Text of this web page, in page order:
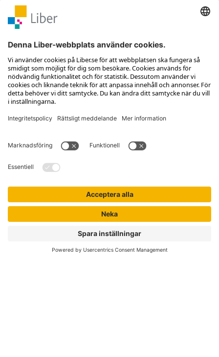
Kontakta kundservice
Jobba hos oss
Om Liber
Nyhetsbrev